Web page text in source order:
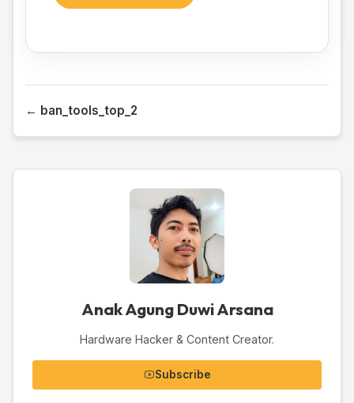
← ban_tools_top_2
Anak Agung Duwi Arsana
Hardware Hacker & Content Creator.
Subscribe